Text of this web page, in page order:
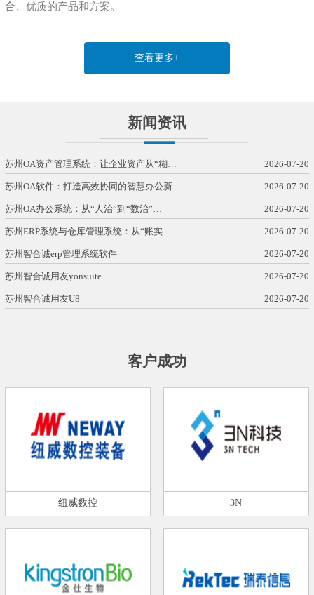
合、优质的产品和方案。
...
查看更多+
新闻资讯
苏州OA资产管理系统：让企业资产从“糊… 2026-07-20
苏州OA软件：打造高效协同的智慧办公新… 2026-07-20
苏州OA办公系统：从“人治”到“数治”… 2026-07-20
苏州ERP系统与仓库管理系统：从“账实… 2026-07-20
苏州智合诚erp管理系统软件 2026-07-20
苏州智合诚用友yonsuite 2026-07-20
苏州智合诚用友U8 2026-07-20
客户成功
纽威数控 3N